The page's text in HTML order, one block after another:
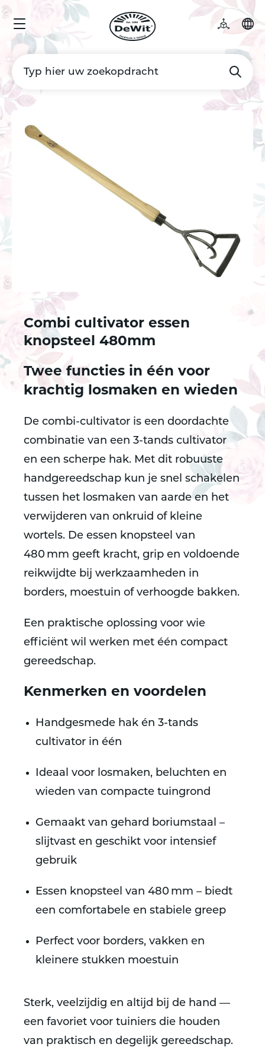
Combi cultivator essen
knopsteel 480mm
Twee functies in één voor
krachtig losmaken en wieden
De combi-cultivator is een doordachte
combinatie van een 3-tands cultivator
en een scherpe hak. Met dit robuuste
handgereedschap kun je snel schakelen
tussen het losmaken van aarde en het
verwijderen van onkruid of kleine
wortels. De essen knopsteel van
480 mm geeft kracht, grip en voldoende
reikwijdte bij werkzaamheden in
borders, moestuin of verhoogde bakken.
Een praktische oplossing voor wie
efficiënt wil werken met één compact
gereedschap.
Kenmerken en voordelen
Handgesmede hak én 3-tands
cultivator in één
Ideaal voor losmaken, beluchten en
wieden van compacte tuingrond
Gemaakt van gehard boriumstaal –
slijtvast en geschikt voor intensief
gebruik
Essen knopsteel van 480 mm – biedt
een comfortabele en stabiele greep
Perfect voor borders, vakken en
kleinere stukken moestuin
Sterk, veelzijdig en altijd bij de hand —
een favoriet voor tuiniers die houden
van praktisch en degelijk gereedschap.